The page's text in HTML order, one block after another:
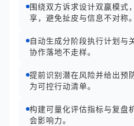
围绕双方诉求设计双赢模式
享，避免扯皮与信息不对称。
自动生成分阶段执行计划与
协作落地不走样。
提前识别潜在风险并给出预
为可控行动清单。
构建可量化评估指标与复盘
会影响力。